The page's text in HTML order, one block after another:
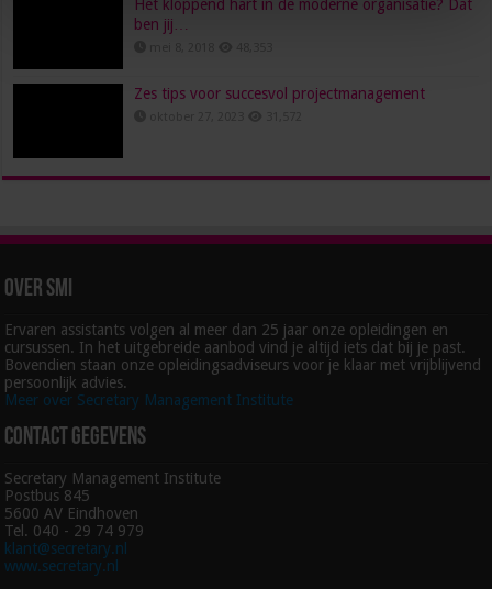
Het kloppend hart in de moderne organisatie? Dat
ben jij…
Zes tips voor succesvol projectmanagement
Over SMI
Ervaren assistants volgen al meer dan 25 jaar onze opleidingen en
cursussen. In het uitgebreide aanbod vind je altijd iets dat bij je past.
Bovendien staan onze opleidingsadviseurs voor je klaar met vrijblijvend
persoonlijk advies.
Meer over Secretary Management Institute
Contact gegevens
Secretary Management Institute
Postbus 845
5600 AV Eindhoven
Tel. 040 - 29 74 979
klant@secretary.nl
www.secretary.nl